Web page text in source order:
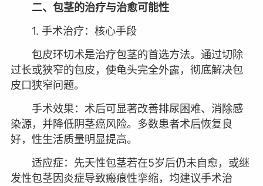
二、包茎的治疗与治愈可能性
1. 手术治疗：核心手段
包皮环切术是治疗包茎的首选方法。通过切除
过长或狭窄的包皮，使龟头完全外露，彻底解决包
皮口狭窄问题。
手术效果：术后可显著改善排尿困难、消除感
染源，并降低阴茎癌风险。多数患者术后恢复良
好，性生活质量明显提高。
适应症：先天性包茎若在5岁后仍未自愈，或继
发性包茎因炎症导致瘢痕性挛缩，均建议手术治